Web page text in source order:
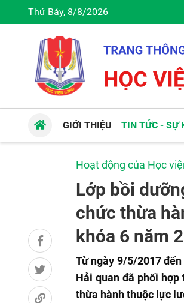
Thứ Bảy, 8/8/2026
GIỚI THIỆU TIN TỨC - SỰ
Hoạt động của Học
Lớp bồi
chức thừa
khóa 6 năm
Từ ngày 9/5/2017
Hải quan đã phối
thừa hành thuộc lực